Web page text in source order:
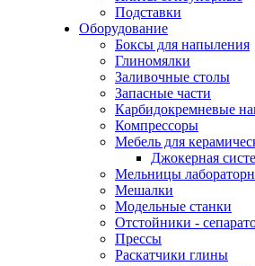
Подставки
Оборудование
Боксы для напыления
Глиномялки
Заливочные столы
Запасные части
Карбидокремневые
Компрессоры
Мебель для
Джокерная
Мельницы
Мешалки
Модельные станки
Отстойники -
Прессы
Раскатчики глины